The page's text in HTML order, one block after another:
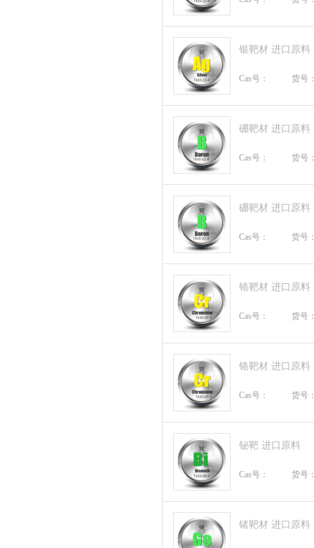
银靶材 进口原料
Cas号： 货号
硼靶材 进口原料
Cas号： 货号
硼靶材 进口原料
Cas号： 货号
铬靶材 进口原料
Cas号： 货号
铬靶材 进口原料
Cas号： 货号
铋靶 进口原料
Cas号： 货号
锗靶材 进口原料